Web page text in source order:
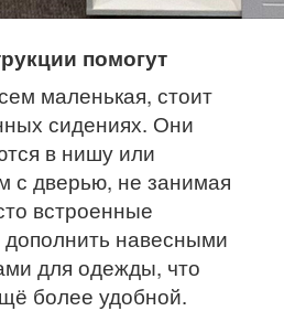
помогут
маленькая, стоит
сидениях. Они
в нишу или
с дверью, не занимая
встроенные
навесными
для одежды, что
более удобной.